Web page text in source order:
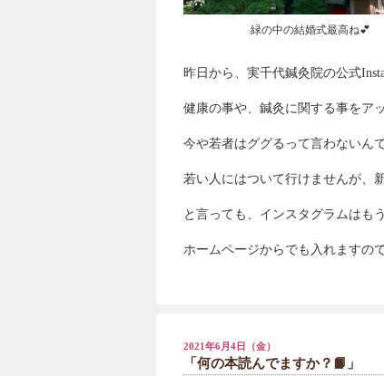
緑の中の結婚式最高ね💕
昨日から、実千代鍼灸院の公式
健康の事や、鍼灸に関する事をア
今や若者はググるって言わないん
若い人にはついて行けませんが、
と言っても、インスタグラムはも
ホームページからでも入れますの
2021年6月4日（金）
「何の本読んでますか？📙」